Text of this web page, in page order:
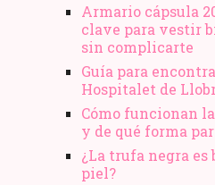
Armario cápsula
clave para vestir
sin complicarte
Guía para
Hospitalet de
Cómo funcionan
y de qué forma
¿La trufa negra es
piel?